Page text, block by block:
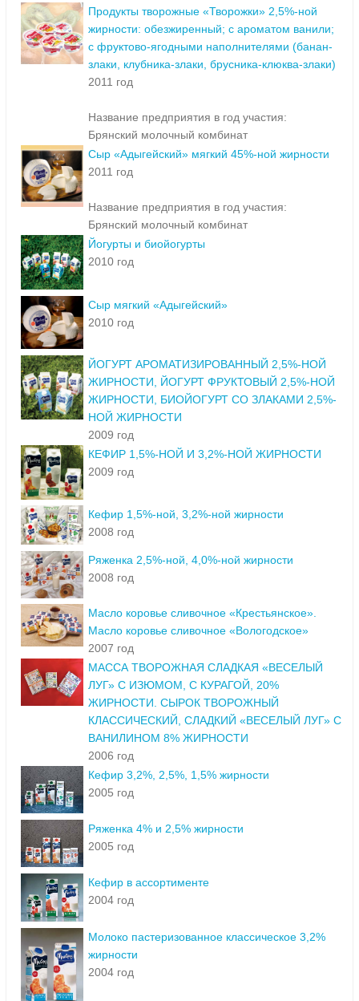
Продукты творожные «Творожки» 2,5%-ной
жирности: обезжиренный; с ароматом ванили;
с фруктово-ягодными наполнителями (банан-
злаки, клубника-злаки, брусника-клюква-злаки)
2011 год
Название предприятия в год участия:
Брянский молочный комбинат
Сыр «Адыгейский» мягкий 45%-ной жирности
2011 год
Название предприятия в год участия:
Брянский молочный комбинат
Йогурты и биойогурты
2010 год
Сыр мягкий «Адыгейский»
2010 год
ЙОГУРТ АРОМАТИЗИРОВАННЫЙ 2,5%-НОЙ
ЖИРНОСТИ, ЙОГУРТ ФРУКТОВЫЙ 2,5%-НОЙ
ЖИРНОСТИ, БИОЙОГУРТ СО ЗЛАКАМИ 2,5%-
НОЙ ЖИРНОСТИ
2009 год
КЕФИР 1,5%-НОЙ И 3,2%-НОЙ ЖИРНОСТИ
2009 год
Кефир 1,5%-ной, 3,2%-ной жирности
2008 год
Ряженка 2,5%-ной, 4,0%-ной жирности
2008 год
Масло коровье сливочное «Крестьянское».
Масло коровье сливочное «Вологодское»
2007 год
МАССА ТВОРОЖНАЯ СЛАДКАЯ «ВЕСЕЛЫЙ
ЛУГ» С ИЗЮМОМ, С КУРАГОЙ, 20%
ЖИРНОСТИ. СЫРОК ТВОРОЖНЫЙ
КЛАССИЧЕСКИЙ, СЛАДКИЙ «ВЕСЕЛЫЙ ЛУГ» С
ВАНИЛИНОМ 8% ЖИРНОСТИ
2006 год
Кефир 3,2%, 2,5%, 1,5% жирности
2005 год
Ряженка 4% и 2,5% жирности
2005 год
Кефир в ассортименте
2004 год
Молоко пастеризованное классическое 3,2%
жирности
2004 год